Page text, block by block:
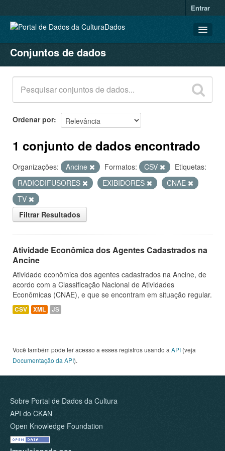
Entrar
CONJUNTOS DE DADOS
ORGANIZAÇÕES
GRUPOS
SOBRE
Conjuntos de dados
Ordenar por
1 conjunto de dados encontrado
Organizações: Ancine Formatos: CSV
Etiquetas:
RADIODIFUSORES
EXIBIDORES
CNAE
TV
Filtrar Resultados
Atividade Econômica dos Agentes Cadastrados na
Ancine
Atividade econômica dos agentes cadastrados na Ancine, de
acordo com a Classificação Nacional de Atividades
Econômicas (CNAE), e que se encontram em situação regular.
CSV XML JS
Você também pode ter acesso a esses registros usando a API (veja
Documentação da API).
Sobre Portal de Dados da Cultura
API do CKAN
Open Knowledge Foundation